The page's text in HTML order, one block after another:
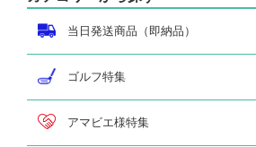
当日発送商品（即納品）
即納品 トロフィー
即納品 優勝カップ
即納品 クリスタル
即納品 特価品
ゴルフ特集
ホールインワン
ゴルフ専用カップ
ゴルフ専用ブロンズ
ゴルフ専用クリスタル
アマビエ様特集